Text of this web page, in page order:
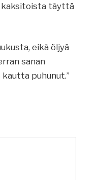
kaksitoista täyttä
eikä öljyä
sanan
kautta puhunut.”